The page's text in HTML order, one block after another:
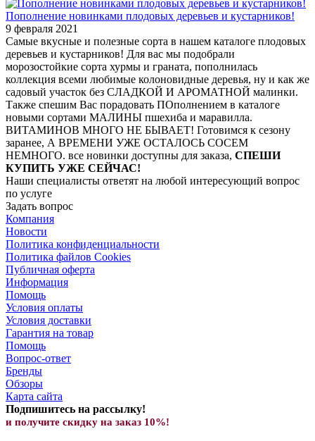
Пополнение новинками плодовых деревьев и кустарников!
9 февраля 2021
Самые вкусные и полезные сорта в нашем каталоге плодовых
деревьев и кустарников! Для вас мы подобрали
морозостойкие сорта хурмы и граната, пополнилась
коллекция всеми любимые колоновидные деревья, ну и как же
садовый участок без СЛАДКОЙ И АРОМАТНОЙ малинки.
Также спешим Вас порадовать ПОполнением в каталоге
новыми сортами МАЛИНЫ пшехиба и маравилла.
ВИТАМИНОВ МНОГО НЕ БЫВАЕТ! Готовимся к сезону
заранее, А ВРЕМЕНИ УЖЕ ОСТАЛОСЬ СОСЕМ
НЕМНОГО. все новинки доступны для заказа, СПЕШИ
КУПИТЬ УЖЕ СЕЙЧАС!
Наши специалисты ответят на любой интересующий вопрос
по услуге
Задать вопрос
Компания
Новости
Политика конфиденциальности
Политика файлов Cookies
Публичная оферта
Информация
Помощь
Условия оплаты
Условия доставки
Гарантия на товар
Помощь
Вопрос-ответ
Бренды
Обзоры
Карта сайта
Подпишитесь на рассылку!
и получите скидку на заказ 10%!